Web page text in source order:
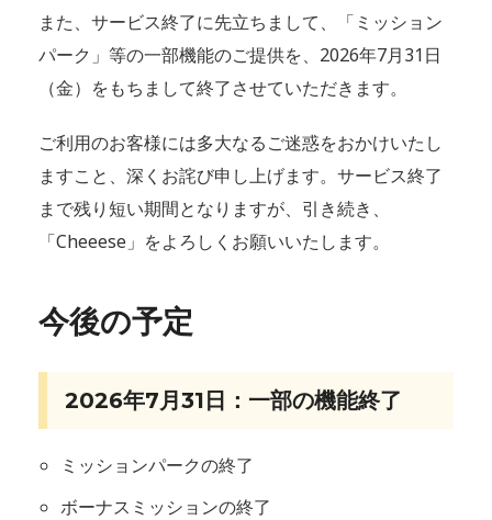
また、サービス終了に先立ちまして、「ミッション
パーク」等の一部機能のご提供を、2026年7月31日
（金）をもちまして終了させていただきます。
ご利用のお客様には多大なるご迷惑をおかけいたし
ますこと、深くお詫び申し上げます。サービス終了
まで残り短い期間となりますが、引き続き、
「Cheeese」をよろしくお願いいたします。
今後の予定
2026年7月31日：一部の機能終了
ミッションパークの終了
ボーナスミッションの終了